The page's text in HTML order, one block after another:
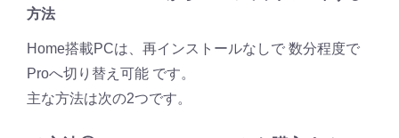
方法
Home搭載PCは、再インストールなしで 数分程度で
Proへ切り替え可能 です。
主な方法は次の2つです。